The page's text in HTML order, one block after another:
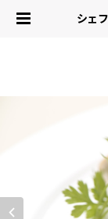
シェ